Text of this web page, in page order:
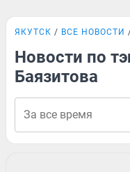
ЯКУТСК ВСЕ НОВОСТИ
Новости по
Баязитова